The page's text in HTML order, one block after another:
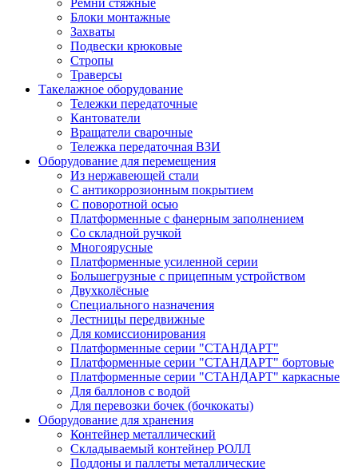
Ремни стяжные
Блоки монтажные
Захваты
Подвески крюковые
Стропы
Траверсы
Такелажное оборудование
Тележки передаточные
Кантователи
Вращатели сварочные
Тележка передаточная ВЗИ
Оборудование для перемещения
Из нержавеющей стали
С антикоррозионным покрытием
С поворотной осью
Платформенные с фанерным заполнением
Со складной ручкой
Многоярусные
Платформенные усиленной серии
Большегрузные с прицепным устройством
Двухколёсные
Специального назначения
Лестницы передвижные
Для комиссионирования
Платформенные серии "СТАНДАРТ"
Платформенные серии "СТАНДАРТ" бортовые
Платформенные серии "СТАНДАРТ" каркасные
Для баллонов с водой
Для перевозки бочек (бочкокаты)
Оборудование для хранения
Контейнер металлический
Складываемый контейнер РОЛЛ
Поддоны и паллеты металлические